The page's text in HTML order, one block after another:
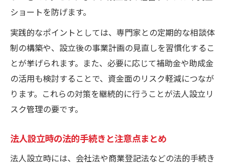
ショートを防げます。
実践的なポイントとしては、専門家との定期的な相談体
制の構築や、設立後の事業計画の見直しを習慣化するこ
とが挙げられます。また、必要に応じて補助金や助成金
の活用も検討することで、資金面のリスク軽減につなが
ります。これらの対策を継続的に行うことが法人設立リ
スク管理の要です。
法人設立時の法的手続きと注意点まとめ
法人設立時には、会社法や商業登記法などの法的手続き